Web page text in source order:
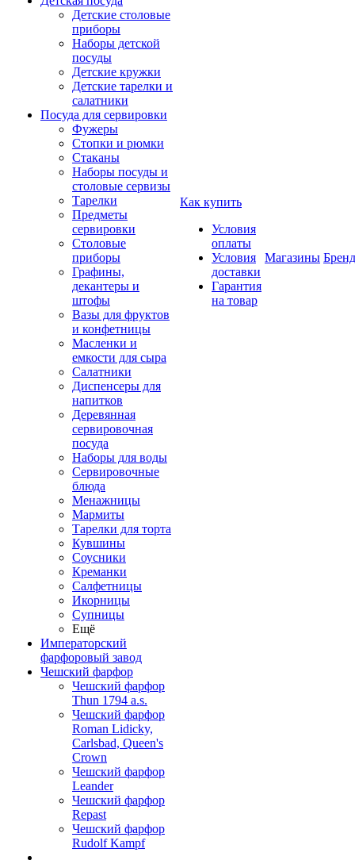
Детские столовые
приборы
Наборы детской
посуды
Детские кружки
Детские тарелки и
салатники
Посуда для сервировки
Фужеры
Стопки и рюмки
Стаканы
Наборы посуды и
столовые сервизы
Тарелки
Предметы
сервировки
Столовые
приборы
Графины,
декантеры и
штофы
Вазы для фруктов
и конфетницы
Масленки и
емкости для сыра
Салатники
Диспенсеры для
напитков
Деревянная
сервировочная
посуда
Наборы для воды
Сервировочные
блюда
Менажницы
Мармиты
Тарелки для торта
Кувшины
Соусники
Креманки
Салфетницы
Икорницы
Супницы
Ещё
Императорский
фарфоровый завод
Чешский фарфор
Чешский фарфор
Thun 1794 a.s.
Чешский фарфор
Roman Lidicky,
Carlsbad, Queen's
Crown
Чешский фарфор
Leander
Чешский фарфор
Repast
Чешский фарфор
Rudolf Kampf
Как купить
Условия
оплаты
Условия
доставки
Гарантия
на товар
Магазины